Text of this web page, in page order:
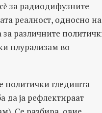
за радиодифузните
реалност, односно на
за различните
плурализам во
политички гледишта
да ја рефлектираат